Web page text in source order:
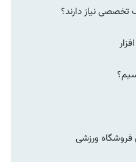
نیاز دارند؟
فروشگاه ورزشی